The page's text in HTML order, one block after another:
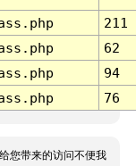
211
62
94
76
您带来的访问不便我